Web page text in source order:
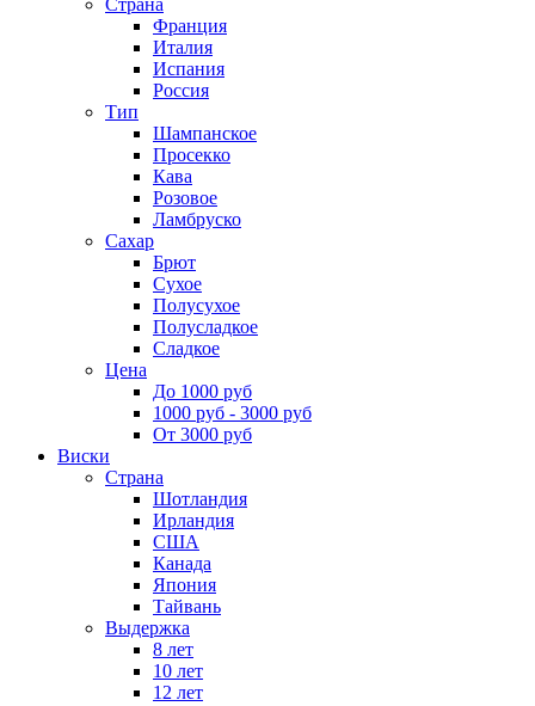
Франция
Италия
Испания
Россия
Тип
Шампанское
Просекко
Кава
Розовое
Ламбруско
Сахар
Брют
Сухое
Полусухое
Полусладкое
Сладкое
Цена
До 1000 руб
1000 руб - 3000 руб
От 3000 руб
Виски
Страна
Шотландия
Ирландия
США
Канада
Япония
Тайвань
Выдержка
8 лет
10 лет
12 лет